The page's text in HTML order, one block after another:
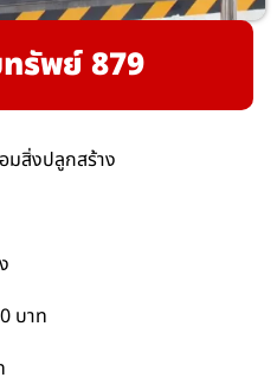
รัพย์ 879
มสิ่งปลูกสร้าง
บาท